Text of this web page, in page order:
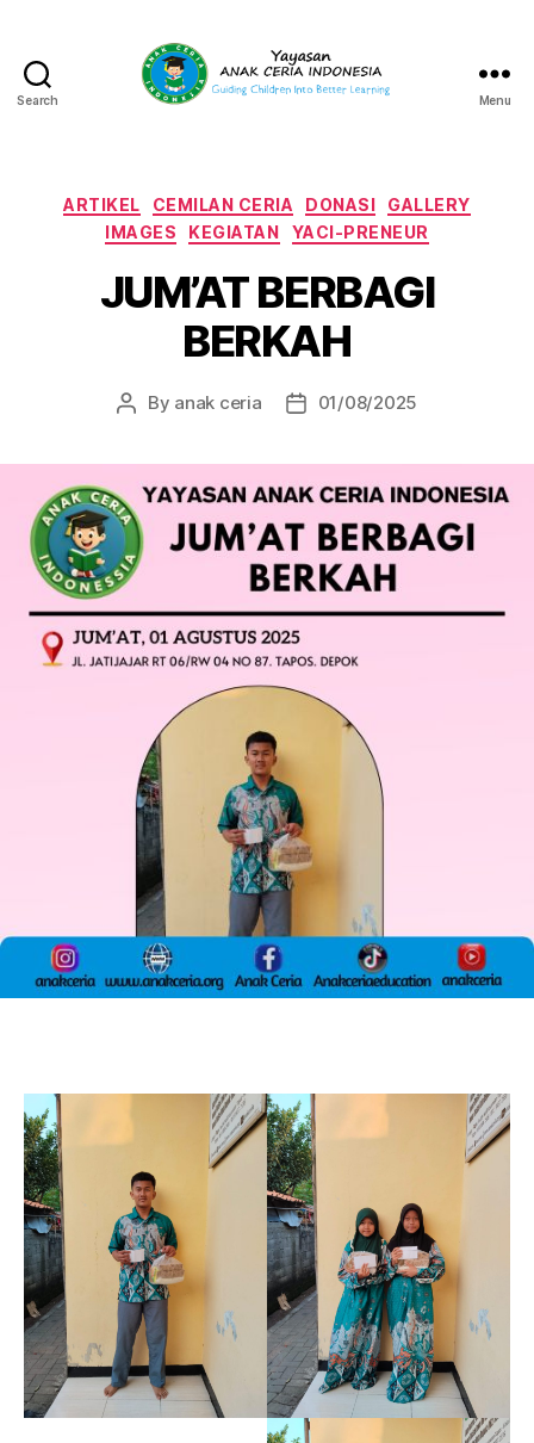
Search
Indonesia
Menu
Categories
ARTIKEL CEMILAN CERIA DONASI
GALLERY
IMAGES
KEGIATAN YACI-PRENEUR
JUM’AT BERBAGI
BERKAH
Post
By anak ceria
Post01/08/2025